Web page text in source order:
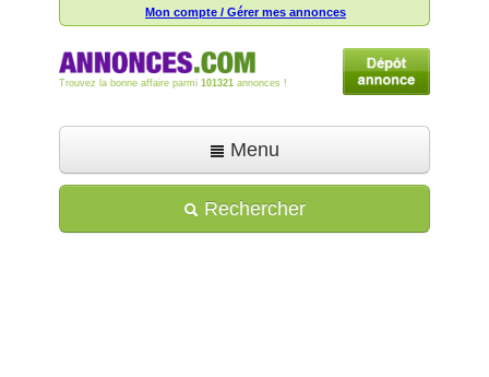
Mon compte / Gérer mes annonces
Trouvez la bonne affaire parmi 101321 annonces !
Menu
Déposer une annonce
Rechercher